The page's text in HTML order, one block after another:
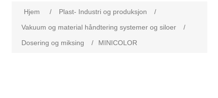
Hjem / Plast- Industri og produksjon
/
Vakuum og material håndtering systemer og siloer
/
Dosering og miksing
/ MINICOLOR